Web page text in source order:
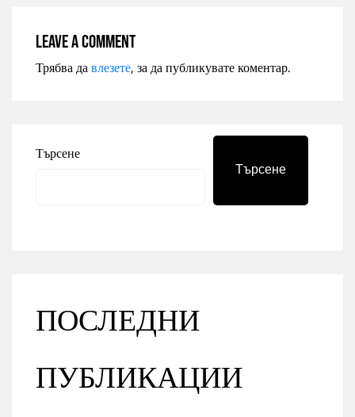
Leave a comment
Трябва давлезете, за да публикувате коментар.
Търсене
Търсене
ПОСЛЕДНИ
ПУБЛИКАЦИИ